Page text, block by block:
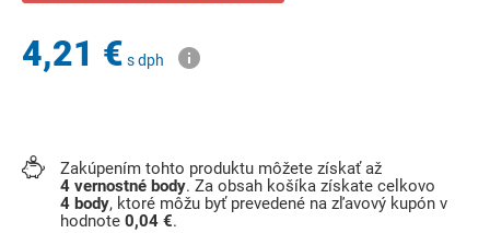
4,21 € s dph
Zakúpením tohto produktu môžete získať až
4 vernostné body. Za obsah košíka získate celkovo
4 body, ktoré môžu byť prevedené na zľavový kupón v
hodnote 0,04 €.